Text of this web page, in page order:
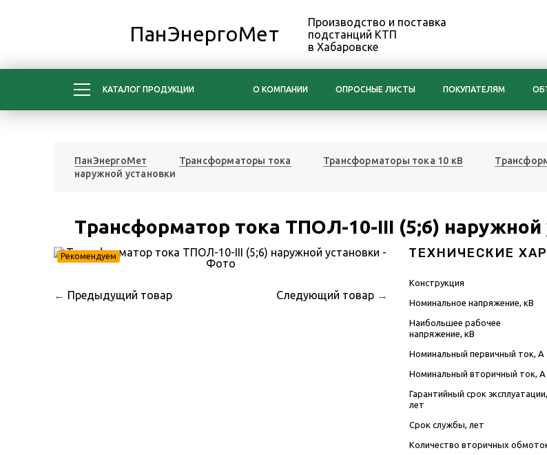
ПанЭнергоМет
Производство и поставка
подстанций КТП
в Хабаровске
КАТАЛОГ ПРОДУКЦИИ О КОМПАНИИ ОПРОСНЫЕ ЛИСТЫ ПОКУПАТЕЛЯМ
ПанЭнергоМет Трансформаторы тока Трансформаторы тока 10 кВ
наружной установки
Трансформатор тока ТПОЛ-10-III (5;6) наружной
Рекомендуем
← Предыдущий товар Следующий товар →
ТЕХНИЧЕСКИЕ
Конструкция
Номинальное напряжение, кВ
Наибольшее рабочее
напряжение, кВ
Номинальный первичный ток, А
Номинальный вторичный ток, А
Гарантийный срок эксплуатации,
лет
Срок службы, лет
Количество вторичных